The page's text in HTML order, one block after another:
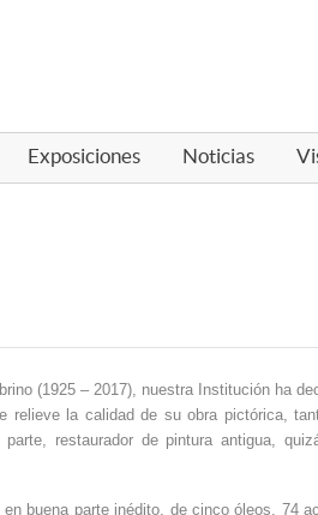
Exposiciones Noticias
(1925 – 2017), nuestra Institución ha
relieve la calidad de su obra pictórica,
restaurador de pintura antigua,
buena parte inédito, de cinco óleos, 74